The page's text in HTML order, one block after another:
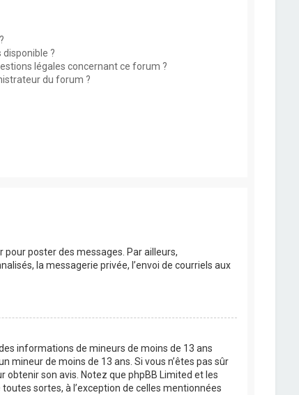
disponible ?
légales concernant ce forum ?
du forum ?
poster des messages. Par ailleurs,
la messagerie privée, l’envoi de courriels aux
informations de mineurs de moins de 13 ans
de moins de 13 ans. Si vous n’êtes pas sûr
obtenir son avis. Notez que phpBB Limited et les
sortes, à l’exception de celles mentionnées